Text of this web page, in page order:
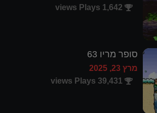
1,642 views Plays
סופר מריו 63
מרץ 23, 2025
39,431 views Plays